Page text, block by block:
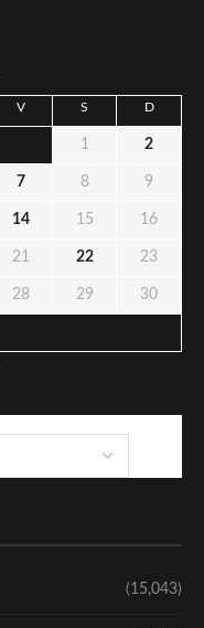
V S D
1 2
7 8 9
14 15 16
21 22 23
28 29 30
(15,043)